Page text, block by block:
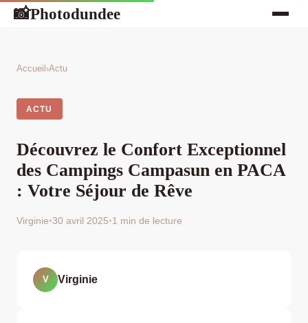
📸Photodundee
Accueil ›Actu
ACTU
Découvrez le Confort Exceptionnel
des Campings Campasun en PACA
: Votre Séjour de Rêve
Virginie•30 avril 2025•1 min de lecture
V Virginie